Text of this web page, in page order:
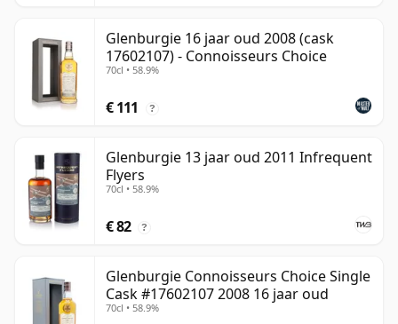
Glenburgie 16 jaar oud 2008 (cask
17602107) - Connoisseurs Choice
70cl • 58.9%
€ 111 ?
Glenburgie 13 jaar oud 2011 Infrequent
Flyers
70cl • 58.9%
€ 82 ?
Glenburgie Connoisseurs Choice Single
Cask #17602107 2008 16 jaar oud
70cl • 58.9%